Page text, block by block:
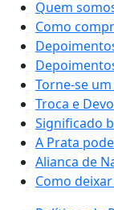
Quem
Como
Torne-se
Troca e
Significado
A Prata
Alianca de
Como